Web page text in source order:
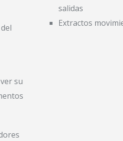
su
salidas
Extractos